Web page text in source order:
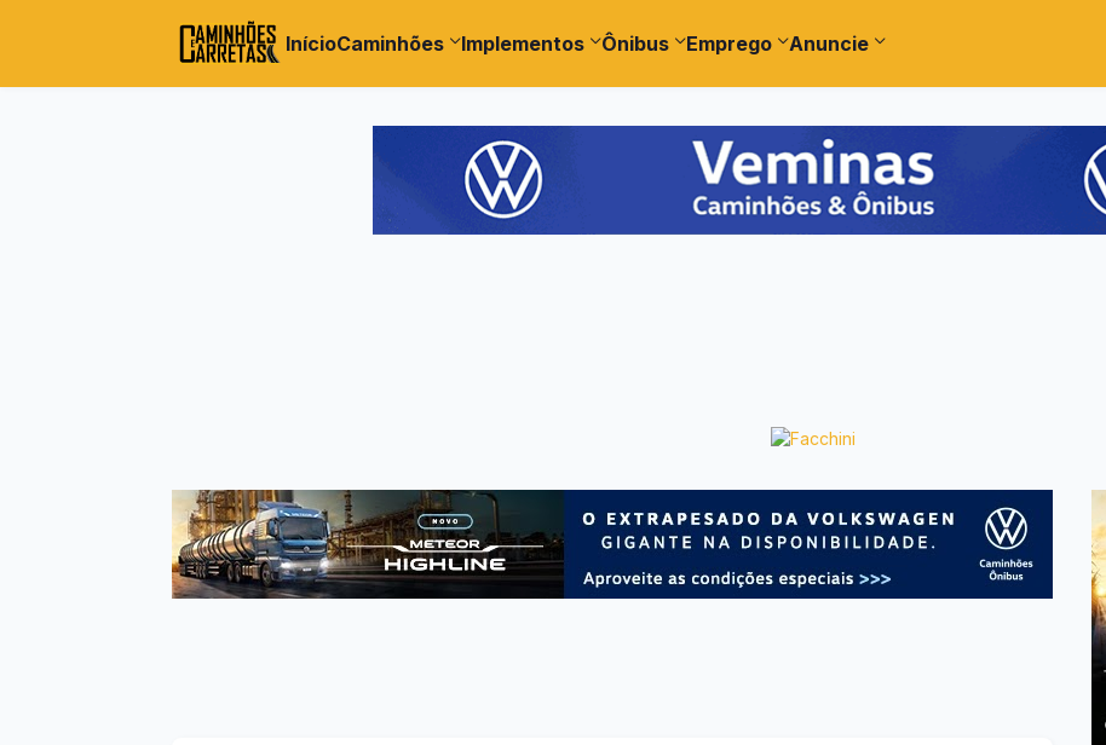
InícioCaminhões Implementos Ônibus Emprego Anuncie